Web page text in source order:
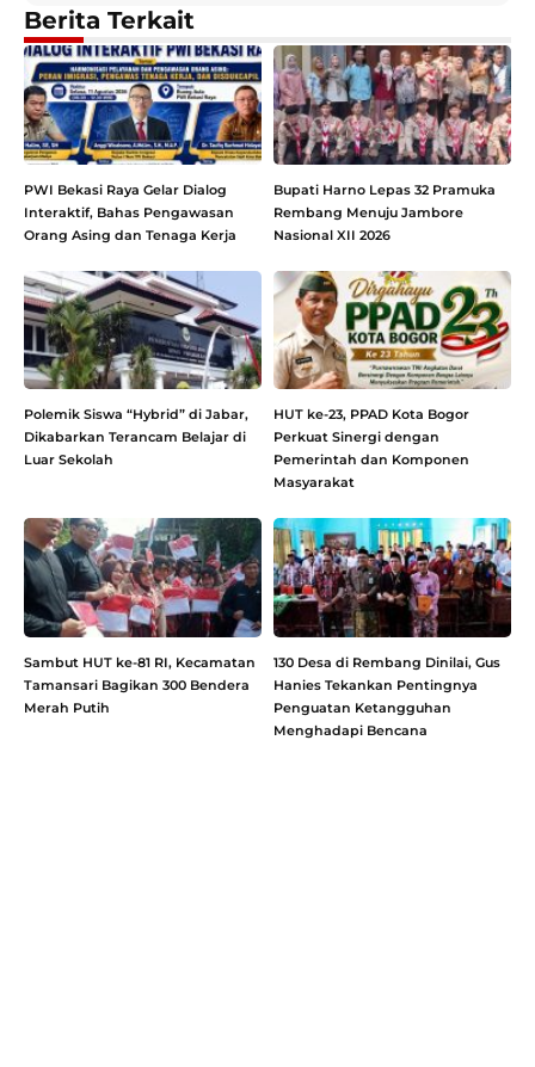
Berita Terkait
PWI Bekasi Raya Gelar Dialog
Interaktif, Bahas Pengawasan
Orang Asing dan Tenaga Kerja
Bupati Harno Lepas 32 Pramuka
Rembang Menuju Jambore
Nasional XII 2026
Polemik Siswa “Hybrid” di Jabar,
Dikabarkan Terancam Belajar di
Luar Sekolah
HUT ke-23, PPAD Kota Bogor
Perkuat Sinergi dengan
Pemerintah dan Komponen
Masyarakat
Sambut HUT ke-81 RI, Kecamatan
Tamansari Bagikan 300 Bendera
Merah Putih
130 Desa di Rembang Dinilai, Gus
Hanies Tekankan Pentingnya
Penguatan Ketangguhan
Menghadapi Bencana